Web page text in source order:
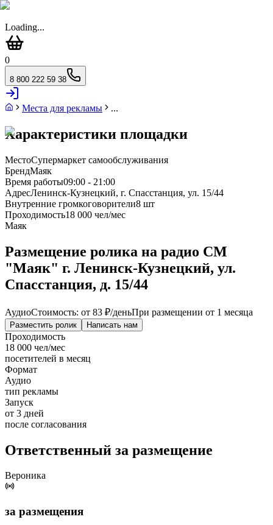
Loading...
0
8 800 222 59 38
Места для рекламы ...
Характеристики площадки
МестоСупермаркет самообслуживания
БрендМаяк
Время работы09:00 - 21:00
АдресЛенинск-Кузнецкий, г. Спасстанция, ул. 15/44
Внутренние громкоговорители8 шт
Проходимость18 000 чел/мес
Маяк
Размещение ролика на радио СМ
"Маяк" г. Ленинск-Кузнецкий, ул.
Спасстанция, д. 15/44
АудиоСтоимость: от 83 ₽/деньПри размещении от 1 месяца
Разместить ролик Написать нам
Проходимость
18 000 чел/мес
посетителей в месяц
Формат
Аудио
тип рекламы
Запуск
от 3 дней
после согласования
Ответственный за размещение
Вероника
за размещения